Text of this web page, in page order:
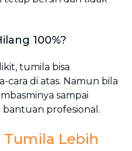
100%?
tumila bisa
cara di atas. Namun bila
sampai
profesional.
Tumila Lebih